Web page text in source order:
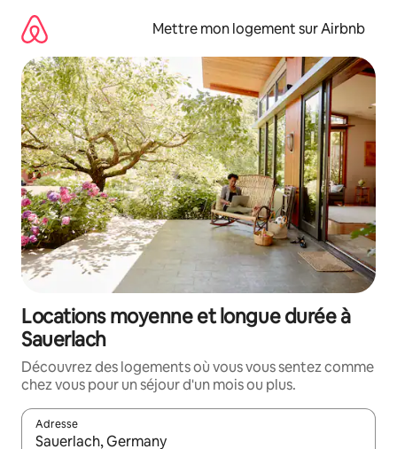
directement
contenu
Mettre mon logement sur Airbnb
Locations moyenne et longue durée à
Sauerlach
Découvrez des logements où vous vous sentez comme
chez vous pour un séjour d'un mois ou plus.
Adresse
Lorsque les résultats s'affichent, utilisez les flèches vers le